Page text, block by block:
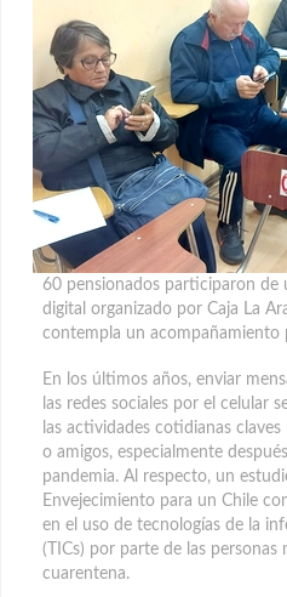
60 pensionados participaron de
digital organizado por Caja La
contempla un acompañamiento
En los últimos años, enviar
las redes sociales por el celular
las actividades cotidianas
o amigos, especialmente
pandemia. Al respecto, un
Envejecimiento para un Chile
en el uso de tecnologías de la
(TICs) por parte de las
cuarentena.